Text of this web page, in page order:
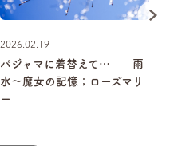
2026.02.19
パジャマに着替えて… 雨
水～魔女の記憶；ローズマリ
ー